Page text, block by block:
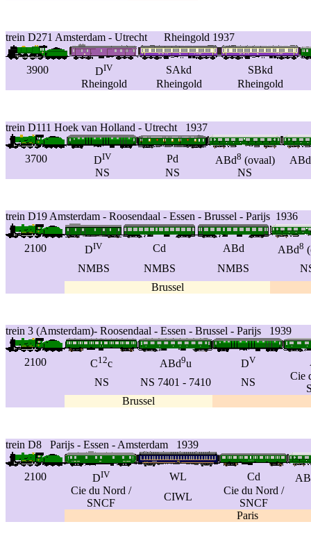
trein D271 Amsterdam - Utrecht Rheingold 1937
3900 DIV SAkd
SBkd
Rheingold
Rheingold Rheingold
trein D111 Hoek van Holland - Utrecht 1937
3700 DIV Pd ABd8 (ovaal) ABd
NS NS NS
trein D19 Amsterdam - Roosendaal - Essen - Brussel - Parijs 1936
2100 DIV Cd ABd ABd8
NMBS
NMBS NMBS
Brussel
trein 3 (Amsterdam)- Roosendaal - Essen - Brussel - Parijs 1939
2100 C12c ABd9u DV
NS
NS 7401 - 7410 NS
Cie
Brussel
trein D8 Parijs - Essen - Amsterdam 1939
2100 DIV WL Cd
Cie du Nord /
SNCF
CIWL
Cie du Nord /
SNCF
Paris